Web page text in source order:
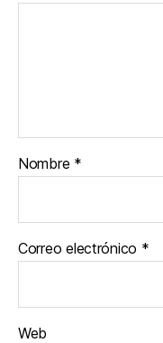
Nombre *
Correo electrónico *
Web